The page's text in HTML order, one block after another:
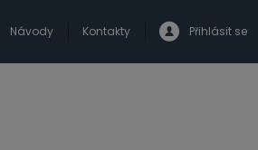
Návody Kontakty Přihlásit se